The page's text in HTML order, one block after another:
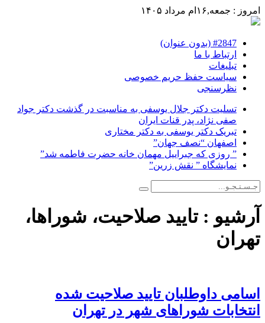
امروز : جمعه,۱۶ام مرداد ۱۴۰۵
#2847 (بدون عنوان)
ارتباط با ما
تبلیغات
سیاست حفظ حریم خصوصی
نظرسنجی
تسلیت دکتر جلال یوسفی به مناسبت در گذشت دکتر جواد
صفی نژاد، پدر قنات ایران
تبریک دکتر یوسفی به دکتر مختاری
اصفهان “نصف جهان”
” روزی که جبراییل مهمان خانه حضرت فاطمه شد”
نمایشگاه ” نقش زرین”
آرشیو :تایید صلاحیت، شوراها،
تهران
اسامی داوطلبان تایید صلاحیت شده
انتخابات شوراهای شهر در تهران